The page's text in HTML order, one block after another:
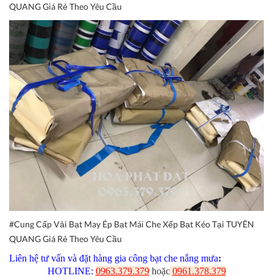
QUANG Giá Rẻ Theo Yêu Cầu
#Cung Cấp Vải Bạt May Ép Bạt Mái Che Xếp Bạt Kéo Tại TUYÊN
QUANG Giá Rẻ Theo Yêu Cầu
Liên hệ tư vấn và đặt hàng gia công bạt che nắng mưa:
HOTLINE: 0963.379.379hoặc 0961.378.379